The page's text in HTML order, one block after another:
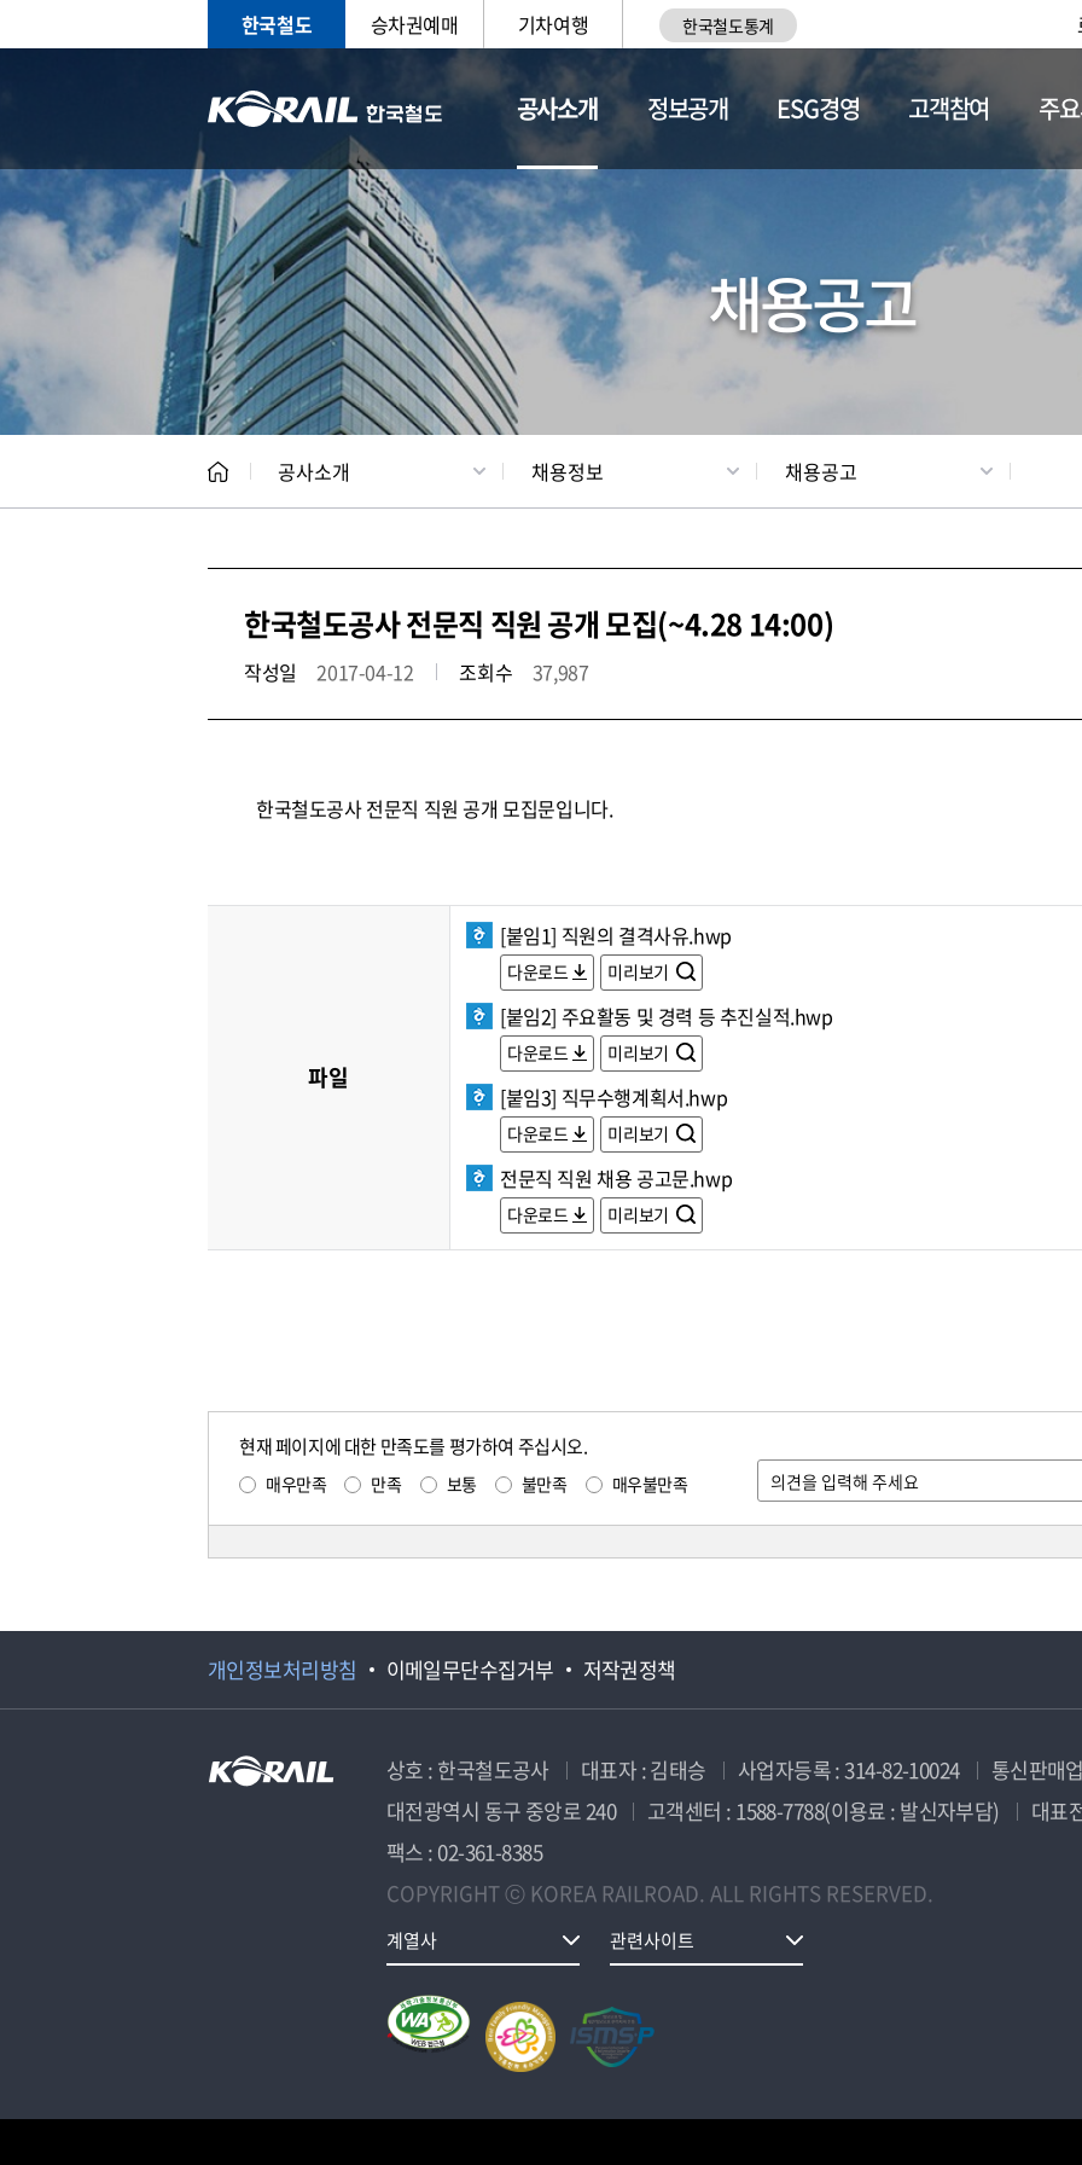
한국철도 승차권예매 기차여행 한국철도통계
공사소개
CEO 일반현황 채용정보
정보공개 ESG경영 고객참여 주
채용공고
공사소개 채용정보 채용공고
한국철도공사 전문직 직원 공개 모집(~4.28 14:00)
작성일 2017-04-12 조회수 37,987
한국철도공사 전문직 직원 공개 모집문입니다.
파일
[붙임1] 직원의 결격사유.hwp
다운로드 미리보기
[붙임2] 주요활동 및 경력 등 추진실적.hwp
다운로드 미리보기
[붙임3] 직무수행계획서.hwp
다운로드 미리보기
전문직 직원 채용 공고문.hwp
다운로드 미리보기
현재 페이지에 대한 만족도를 평가하여 주십시오.
매우만족 만족 보통 불만족 매우불만족
개인정보처리방침 이메일무단수집거부 저작권정책
상호 : 한국철도공사 대표자 : 김태승 사업자등록 : 314-82-10024
통신판매
대전광역시 동구 중앙로 240
고객센터 : 1588-7788(이용료 : 발신자부담)
대표
팩스 : 02-361-8385
COPYRIGHT ⓒ KOREA RAILROAD. ALL RIGHTS RESERVED.
계열사 관련사이트